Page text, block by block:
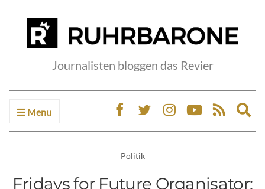
Journalisten bloggen das Revier
Menu
Politik
Fridays for Future Organisator: